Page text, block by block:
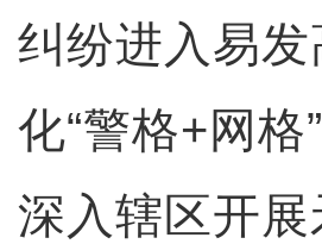
纠纷进入易
化“警格+网
深入辖区开